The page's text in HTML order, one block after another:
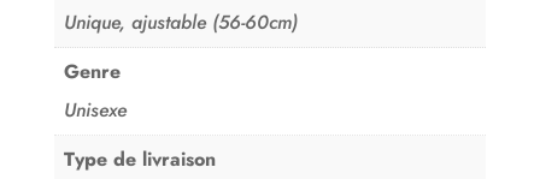
Unique, ajustable (56-60cm)
Genre
Unisexe
Type de livraison